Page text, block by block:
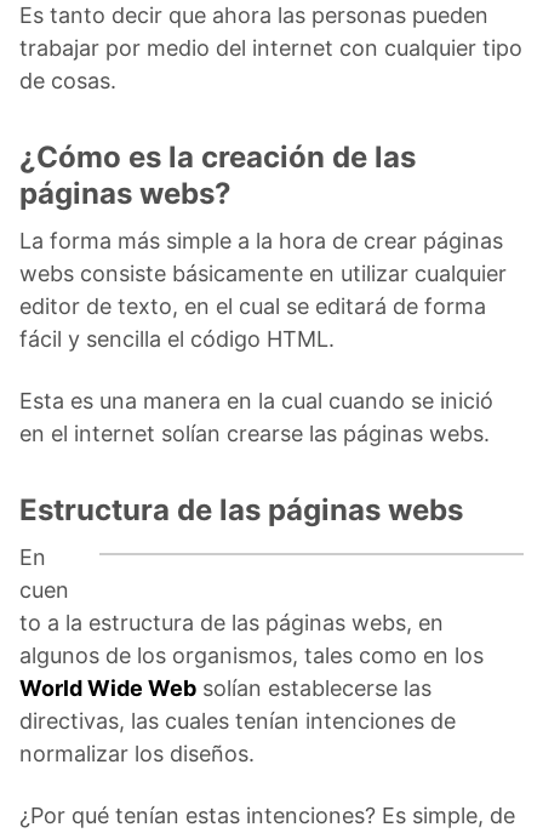
Es tanto decir que ahora las personas pueden
trabajar por medio del internet con cualquier tipo
de cosas.
¿Cómo es la creación de las
páginas webs?
La forma más simple a la hora de crear páginas
webs consiste básicamente en utilizar cualquier
editor de texto, en el cual se editará de forma
fácil y sencilla el código HTML.
Esta es una manera en la cual cuando se inició
en el internet solían crearse las páginas webs.
Estructura de las páginas webs
En
cuen
to a la estructura de las páginas webs, en
algunos de los organismos, tales como en los
World Wide Web solían establecerse las
directivas, las cuales tenían intenciones de
normalizar los diseños.
¿Por qué tenían estas intenciones? Es simple, de